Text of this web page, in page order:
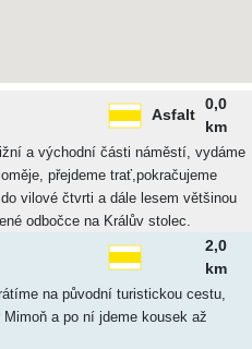
Asfalt
0,0
km
a východní části náměstí, vydáme
přejdeme trať,pokračujeme
vilové čtvrti a dále lesem většinou
odbočce na Králův stolec.
2,0
km
na původní turistickou cestu,
a po ní jdeme kousek až